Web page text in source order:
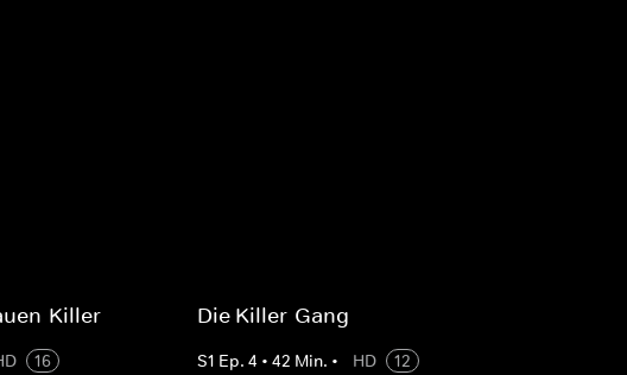
Killer
16
Die Killer-Gang
S1 Ep. 4 • 42 Min. • HD
12